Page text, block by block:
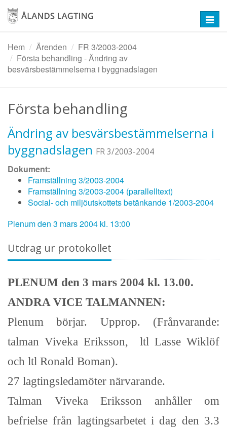
Hoppa
huvudinnehåll
Hem
Ärenden
FR 3/2003-2004
Första behandling - Ändring av
besvärsbestämmelserna i byggnadslagen
Första behandling
Ändring av besvärsbestämmelserna i
byggnadslagen FR 3/2003-2004
Dokument:
Framställning 3/2003-2004
Framställning 3/2003-2004 (parallelltext)
Social- och miljöutskottets betänkande 1/2003-2004
Plenum den 3 mars 2004 kl. 13:00
Utdrag ur protokollet
PLENUM den 3 mars 2004 kl. 13.00.
ANDRA VICE TALMANNEN:
Plenum börjar. Upprop. (Frånvarande:
talman Viveka Eriksson,
ltl Lasse Wiklöf
och ltl Ronald Boman).
27 lagtingsledamöter närvarande.
Talman Viveka Eriksson anhåller om
befrielse från lagtingsarbetet i dag den 3.3